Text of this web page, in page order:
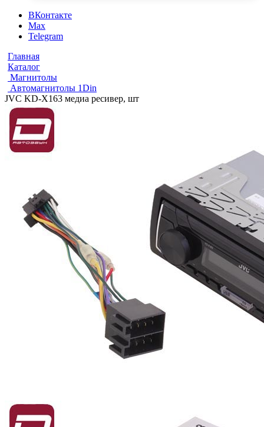
ВКонтакте
Max
Telegram
Главная
Каталог
Магнитолы
Автомагнитолы 1Din
JVC KD-X163 медиа ресивер, шт